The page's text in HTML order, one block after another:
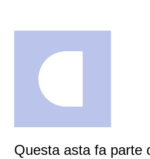
Questa asta fa parte